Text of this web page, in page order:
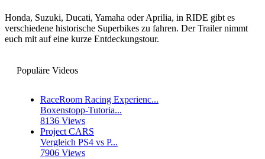
Honda, Suzuki, Ducati, Yamaha oder Aprilia, in RIDE gibt es
verschiedene historische Superbikes zu fahren. Der Trailer nimmt
euch mit auf eine kurze Entdeckungstour.
Populäre Videos
RaceRoom Racing Experienc...
Boxenstopp-Tutoria...
8136 Views
Project CARS
Vergleich PS4 vs P...
7906 Views